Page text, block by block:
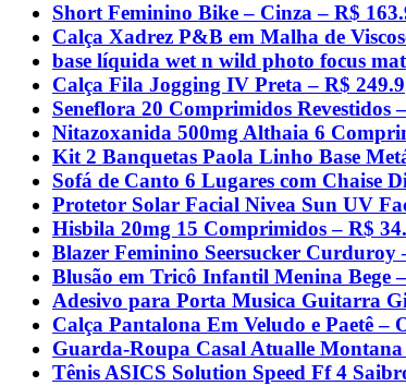
Short Feminino Bike – Cinza – R$
Calça Xadrez P&B em Malha de
base líquida wet n wild photo focus
Calça Fila Jogging IV Preta – R$ 249.9
Seneflora 20 Comprimidos Revestidos
Nitazoxanida 500mg Althaia 6
Kit 2 Banquetas Paola Linho Base
Sofá de Canto 6 Lugares com Chaise
Protetor Solar Facial Nivea Sun UV
Hisbila 20mg 15 Comprimidos – R$
Blazer Feminino Seersucker Curduroy
Blusão em Tricô Infantil Menina Bege
Adesivo para Porta Musica Guitarra
Calça Pantalona Em Veludo e Paetê –
Guarda-Roupa Casal Atualle
Tênis ASICS Solution Speed Ff 4